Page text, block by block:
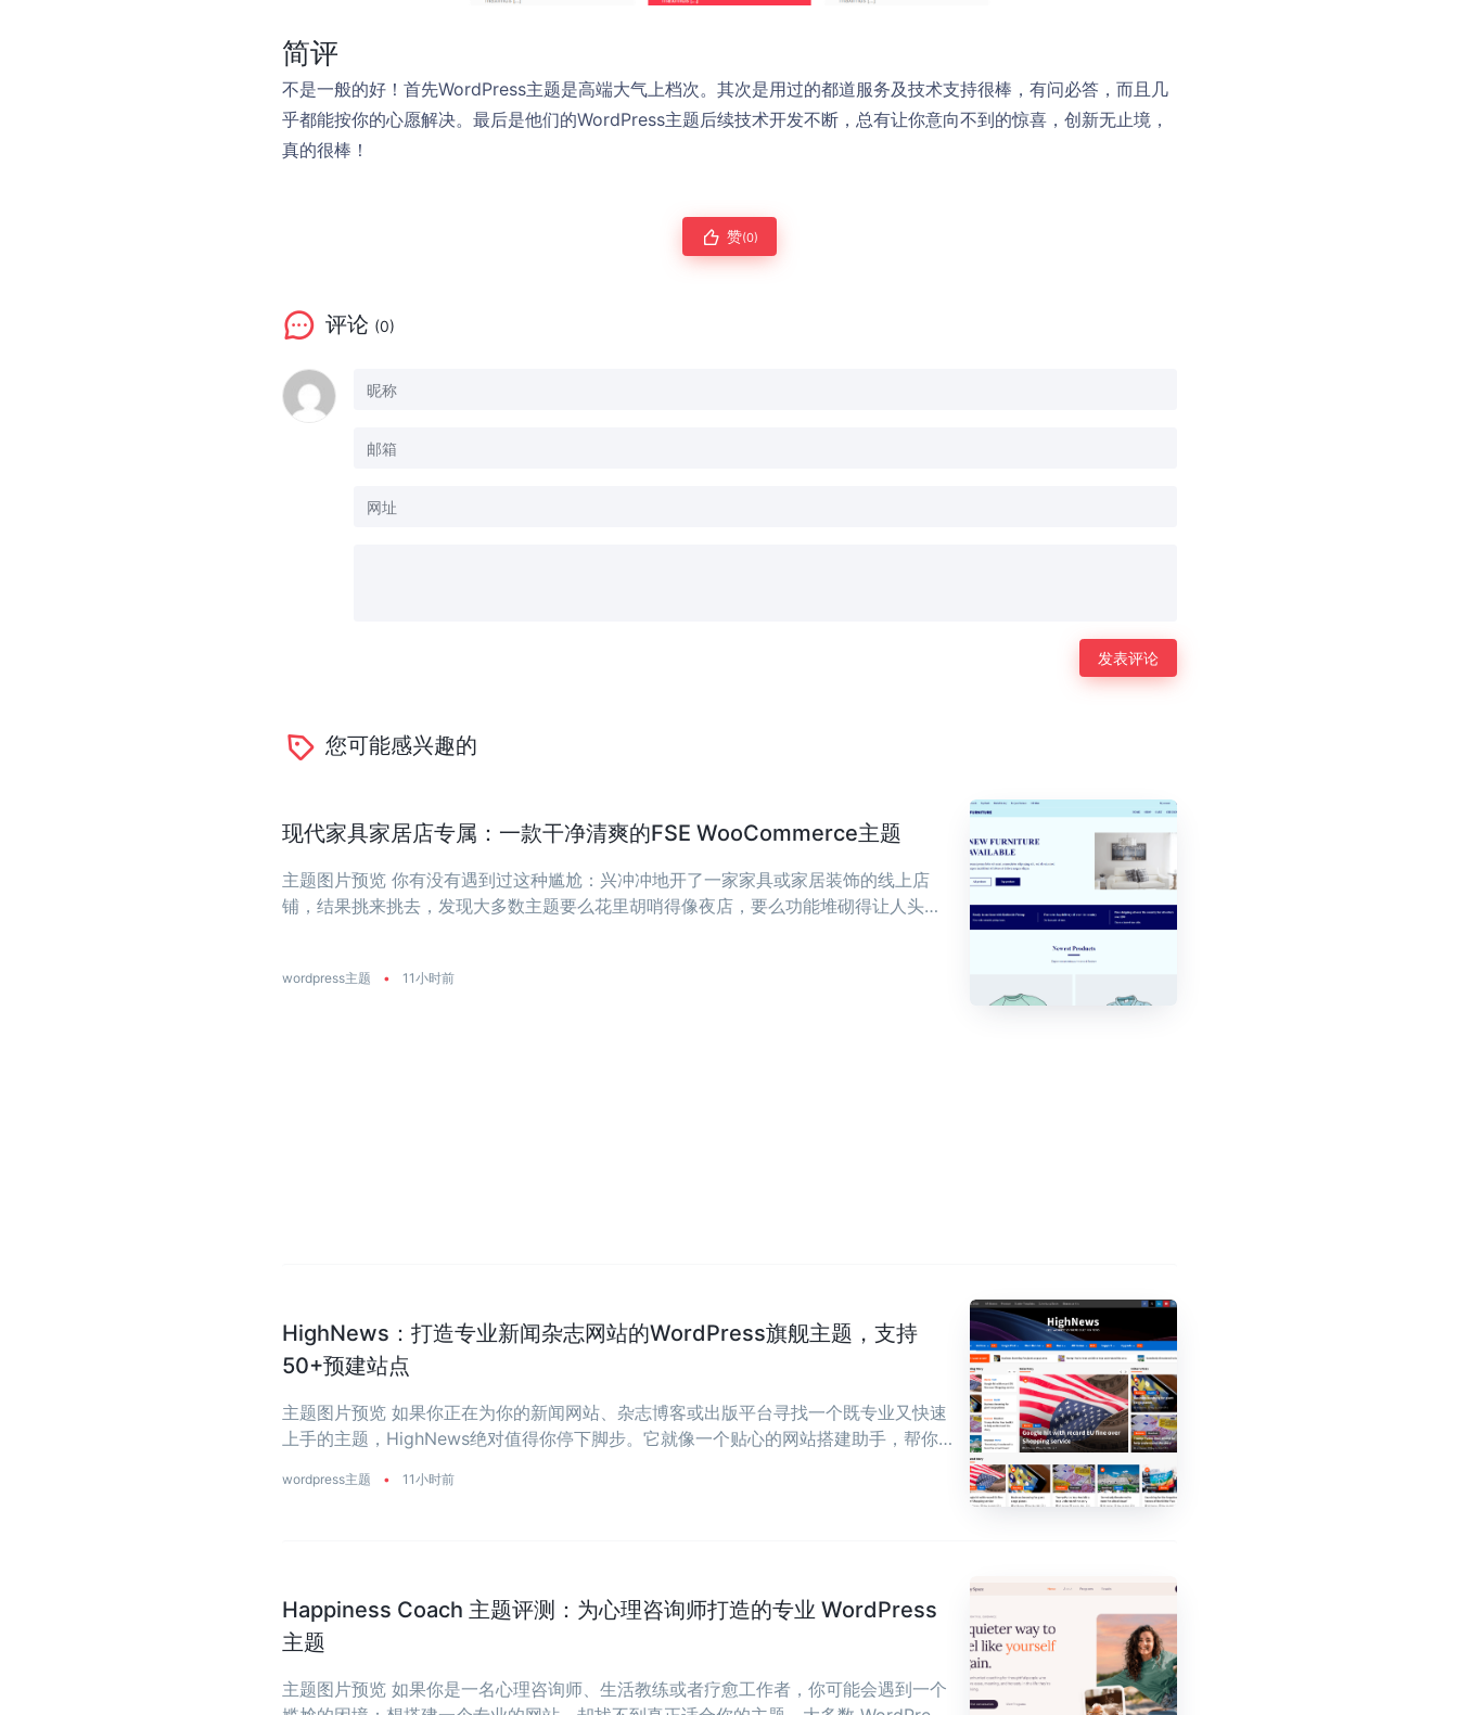
简评
不是一般的好！首先WordPress主题是高端大气上档次。其次是用过的都道服务及技术支持很棒，有问必答，而且几
乎都能按你的心愿解决。最后是他们的WordPress主题后续技术开发不断，总有让你意向不到的惊喜，创新无止境，
真的很棒！
赞(0)
评论 (0)
您可能感兴趣的
现代家具家居店专属：一款干净清爽的FSE WooCommerce主题
主题图片预览 你有没有遇到过这种尴尬：兴冲冲地开了一家家具或家居装饰的线上店
铺，结果挑来挑去，发现大多数主题要么花里胡哨得像夜店，要么功能堆砌得让人头
wordpress主题 • 11小时前
HighNews：打造专业新闻杂志网站的WordPress旗舰主题，支持
50+预建站点
主题图片预览 如果你正在为你的新闻网站、杂志博客或出版平台寻找一个既专业又快速
上手的主题，HighNews绝对值得你停下脚步。它就像一个贴心的网站搭建助手，帮你
wordpress主题 • 11小时前
Happiness Coach 主题评测：为心理咨询师打造的专业 WordPress
主题
主题图片预览 如果你是一名心理咨询师、生活教练或者疗愈工作者，你可能会遇到一个